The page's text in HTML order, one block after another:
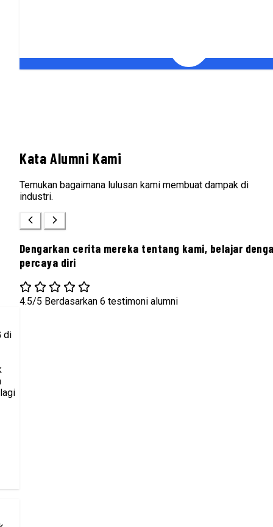
Kata Alumni Kami
Temukan bagaimana lulusan kami membuat dampak di
industri.
Dengarkan cerita mereka tentang kami, belajar
percaya diri
4.5/5 Berdasarkan 6 testimoni alumni
di